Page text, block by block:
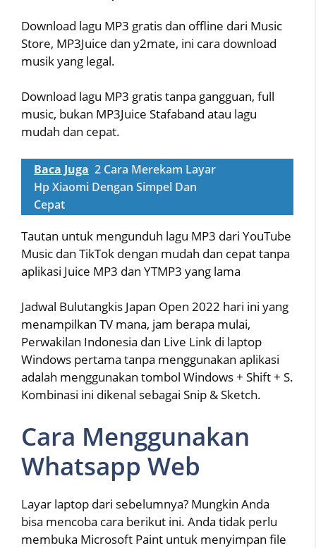
Download lagu MP3 gratis dan offline dari Music
Store, MP3Juice dan y2mate, ini cara download
musik yang legal.
Download lagu MP3 gratis tanpa gangguan, full
music, bukan MP3Juice Stafaband atau lagu
mudah dan cepat.
Baca Juga 2 Cara Merekam Layar
Hp Xiaomi Dengan Simpel Dan
Cepat
Tautan untuk mengunduh lagu MP3 dari YouTube
Music dan TikTok dengan mudah dan cepat tanpa
aplikasi Juice MP3 dan YTMP3 yang lama
Jadwal Bulutangkis Japan Open 2022 hari ini yang
menampilkan TV mana, jam berapa mulai,
Perwakilan Indonesia dan Live Link di laptop
Windows pertama tanpa menggunakan aplikasi
adalah menggunakan tombol Windows + Shift + S.
Kombinasi ini dikenal sebagai Snip & Sketch.
Cara Menggunakan
Whatsapp Web
Layar laptop dari sebelumnya? Mungkin Anda
bisa mencoba cara berikut ini. Anda tidak perlu
membuka Microsoft Paint untuk menyimpan file